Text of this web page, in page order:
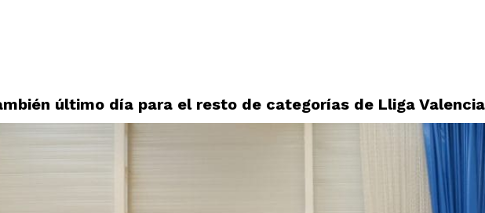
último día para el resto de categorías de Lliga